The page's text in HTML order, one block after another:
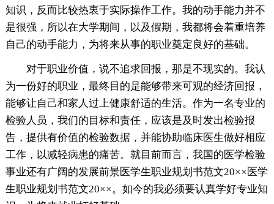
知识，反而比较热衷于实际操作工作。我的动手能力并不
是很强，所以在大学期间，以及假期，我都将会着重培养
自己的动手能力，为将来从事的职业奠定良好的基础。
对于职业价值，说不追求回报，那是不现实的。我认
为一份好的职业，最终目的是能够带来可观的经济回报，
能够让自己和家人过上健康舒适的生活。作为一名专业的
检验人员，我们的目标和责任，应该是及时发出检验报
告，提供有价值的检验数据，并能协助临床医生做好相应
工作，以减轻病患的痛苦。就目前而言，我国的医学检验
事业还有广阔的发展前景医学生职业规划书范文20××医学
生职业规划书范文20××。如今的我必须要认真学好专业知